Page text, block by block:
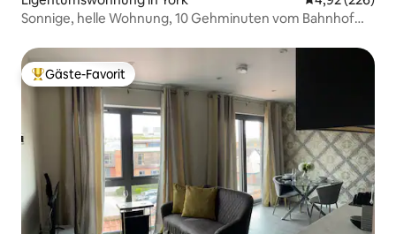
Sonnige, helle Wohnung, 10 Gehminuten vom Bahnhof
Beliebter Gäste-Favorit.
Gäste-Favorit